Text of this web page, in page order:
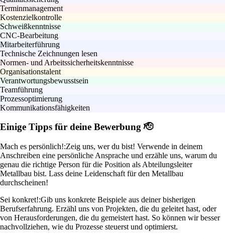
Terminmanagement
Kostenzielkontrolle
Schweißkenntnisse
CNC-Bearbeitung
Mitarbeiterführung
Technische Zeichnungen lesen
Normen- und Arbeitssicherheitskenntnisse
Organisationstalent
Verantwortungsbewusstsein
Teamführung
Prozessoptimierung
Kommunikationsfähigkeiten
Einige Tipps für deine Bewerbung 🫡
Mach es persönlich!:Zeig uns, wer du bist! Verwende in deinem
Anschreiben eine persönliche Ansprache und erzähle uns, warum du
genau die richtige Person für die Position als Abteilungsleiter
Metallbau bist. Lass deine Leidenschaft für den Metallbau
durchscheinen!
Sei konkret!:Gib uns konkrete Beispiele aus deiner bisherigen
Berufserfahrung. Erzähl uns von Projekten, die du geleitet hast, oder
von Herausforderungen, die du gemeistert hast. So können wir besser
nachvollziehen, wie du Prozesse steuerst und optimierst.